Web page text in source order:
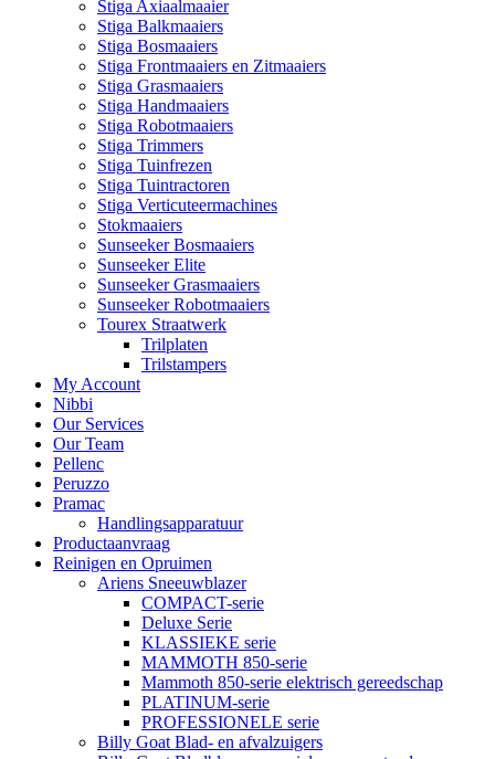
Stiga Axiaalmaaier
Stiga Balkmaaiers
Stiga Bosmaaiers
Stiga Frontmaaiers en Zitmaaiers
Stiga Grasmaaiers
Stiga Handmaaiers
Stiga Robotmaaiers
Stiga Trimmers
Stiga Tuinfrezen
Stiga Tuintractoren
Stiga Verticuteermachines
Stokmaaiers
Sunseeker Bosmaaiers
Sunseeker Elite
Sunseeker Grasmaaiers
Sunseeker Robotmaaiers
Tourex Straatwerk
Trilplaten
Trilstampers
My Account
Nibbi
Our Services
Our Team
Pellenc
Peruzzo
Pramac
Handlingsapparatuur
Productaanvraag
Reinigen en Opruimen
Ariens Sneeuwblazer
COMPACT-serie
Deluxe Serie
KLASSIEKE serie
MAMMOTH 850-serie
Mammoth 850-serie elektrisch gereedschap
PLATINUM-serie
PROFESSIONELE serie
Billy Goat Blad- en afvalzuigers